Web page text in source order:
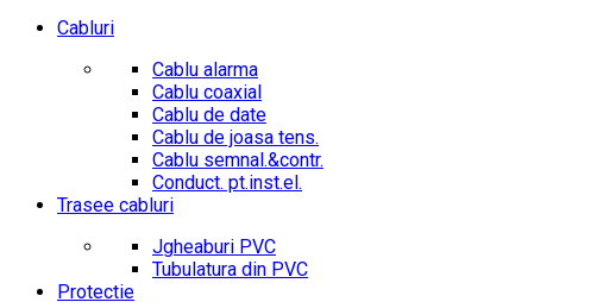
Cabluri
Cablu alarma
Cablu coaxial
Cablu de date
Cablu de joasa tens.
Cablu semnal.&contr.
Conduct. pt.inst.el.
Trasee cabluri
Jgheaburi PVC
Tubulatura din PVC
Protectie